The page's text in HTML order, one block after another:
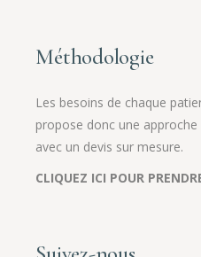
Méthodologie
Les besoins de chaque
propose donc une
avec un devis sur mesure.
CLIQUEZ ICI POUR